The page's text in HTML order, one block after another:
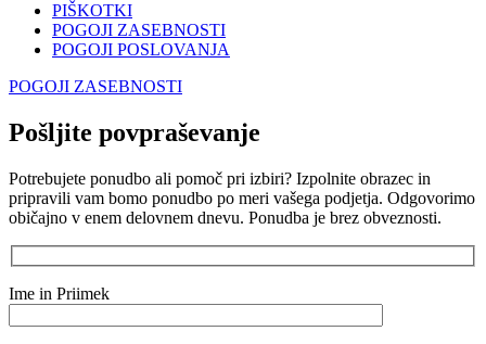
PIŠKOTKI
POGOJI ZASEBNOSTI
POGOJI POSLOVANJA
POGOJI ZASEBNOSTI
Pošljite povpraševanje
Potrebujete ponudbo ali pomoč pri izbiri? Izpolnite obrazec in
pripravili vam bomo ponudbo po meri vašega podjetja. Odgovorimo
običajno v enem delovnem dnevu. Ponudba je brez obveznosti.
Ime in Priimek